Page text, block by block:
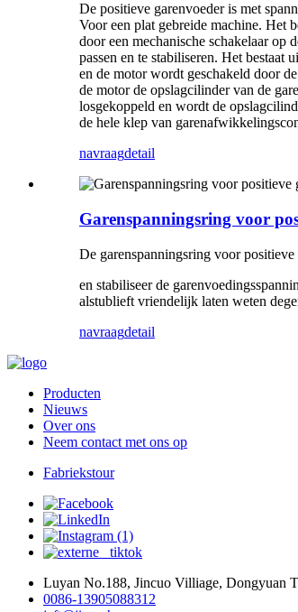
De positieve garenvoeder is met
Voor een plat gebreide machine. Het
door een mechanische schakelaar
passen en te stabiliseren. Het
en de motor wordt geschakeld door
de motor de opslagcilinder van de
losgekoppeld en wordt de
de hele klep van
navraagdetail
Garenspanningsring voor
De garenspanningsring voor
en stabiliseer de
alstublieft vriendelijk laten weten
navraagdetail
Producten
Nieuws
Over ons
Neem contact met ons op
Fabriekstour
Luyan No.188, Jincuo Villiage, Dongyuan
0086-13905088312